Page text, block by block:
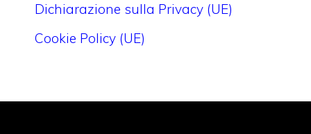
Dichiarazione sulla Privacy (UE)
Cookie Policy (UE)